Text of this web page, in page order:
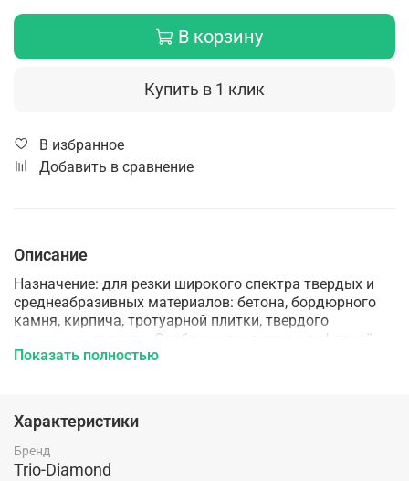
В корзину
Купить в 1 клик
В избранное
Добавить в сравнение
Описание
Назначение: для резки широкого спектра твердых и
среднеабразивных материалов: бетона, бордюрного
камня, кирпича, тротуарной плитки, твердого
песчаника, гранита. Особенности: диски с рифленой
кромкой, имеют более чистый и аккуратный по
отверстия на теле диска способствуют лучшему
охлаждению и продлевают срок службы. Подходят как
для сухого, так и для мокрого реза. Технология
производства: Холодное прессование
Показать полностью
Характеристики
Бренд
Trio-Diamond